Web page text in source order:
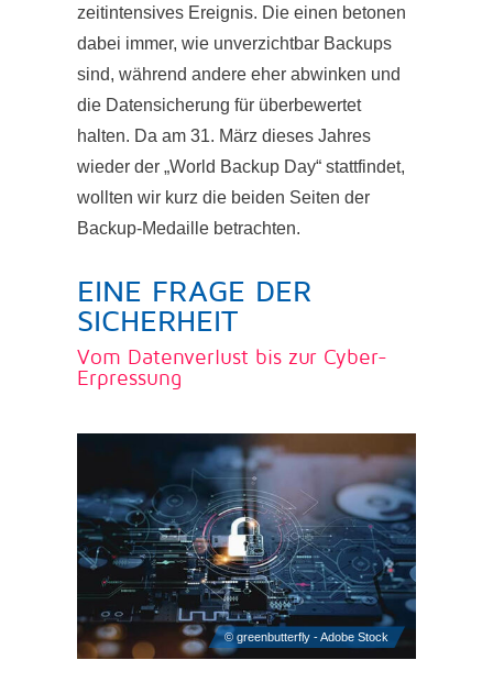
zeitintensives Ereignis. Die einen betonen
dabei immer, wie unverzichtbar Backups
sind, während andere eher abwinken und
die Datensicherung für überbewertet
halten. Da am 31. März dieses Jahres
wieder der „World Backup Day“ stattfindet,
wollten wir kurz die beiden Seiten der
Backup-Medaille betrachten.
EINE FRAGE DER
SICHERHEIT
Vom Datenverlust bis zur Cyber-
Erpressung